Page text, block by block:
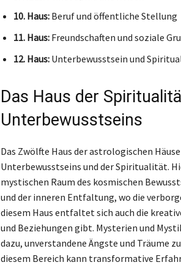
10. Haus:Beruf und öffentliche Stellung
11. Haus:Freundschaften und soziale
12. Haus:Unterbewusstsein und
Das Haus der
Unterbewusstseins
Das Zwölfte Haus der astrologischen
Unterbewusstseins und der Spiritualität.
mystischen Raum des kosmischen
und der inneren Entfaltung, wo die
diesem Haus entfaltet sich auch die
und Beziehungen gibt. Mysterien und
dazu, unverstandene Ängste und Träume
diesem Bereich kann transformative